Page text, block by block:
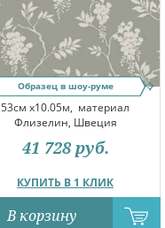
Образец в шоу-руме
53см x10.05м, материал
Флизелин, Швеция
КУПИТЬ В 1 КЛИК
41 728 руб.
В корзину